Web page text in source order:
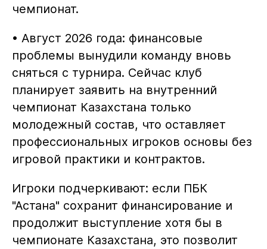
чемпионат.
• Август 2026 года: финансовые
проблемы вынудили команду вновь
сняться с турнира. Сейчас клуб
планирует заявить на внутренний
чемпионат Казахстана только
молодежный состав, что оставляет
профессиональных игроков основы без
игровой практики и контрактов.
Игроки подчеркивают: если ПБК
"Астана" сохранит финансирование и
продолжит выступление хотя бы в
чемпионате Казахстана, это позволит